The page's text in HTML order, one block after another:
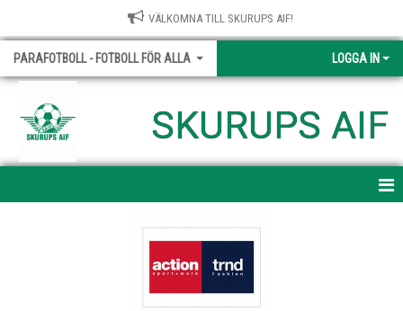
VÄLKOMNA TILL SKURUPS AIF!
PARAFOTBOLL - FOTBOLL FÖR ALLA LOGGA IN
SKURUPS AIF